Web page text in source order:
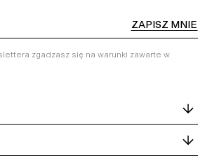
ZAPISZ MNIE
zgadzasz się na warunki zawarte w